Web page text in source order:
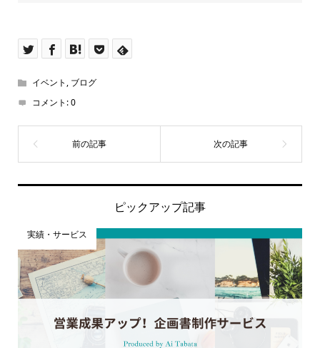
イベント , ブログ
コメント:0
ピックアップ記事
実績・サービス